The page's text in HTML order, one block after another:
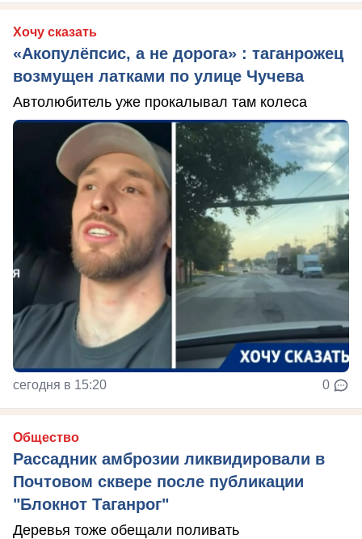
Хочу сказать
«Акопулёпсис, а не дорога» : таганрожец
возмущен латками по улице Чучева
Автолюбитель уже прокалывал там колеса
сегодня в 15:20 0
Общество
Рассадник амброзии ликвидировали в
Почтовом сквере после публикации
"Блокнот Таганрог"
Деревья тоже обещали поливать